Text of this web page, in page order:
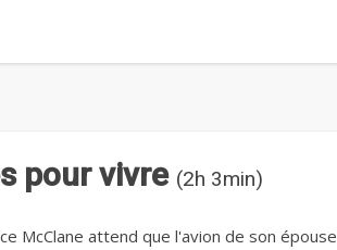
pour vivre (2h 3min)
McClane attend que l'avion de son épouse